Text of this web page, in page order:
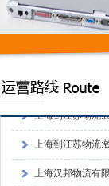
上海到重庆物流专
上海到四川物流
的程序上海到江苏物
运的程序
上海到江苏物流:
单和运单上海到江苏物流:
的程序上海汉邦物流有
谁将成为中国商